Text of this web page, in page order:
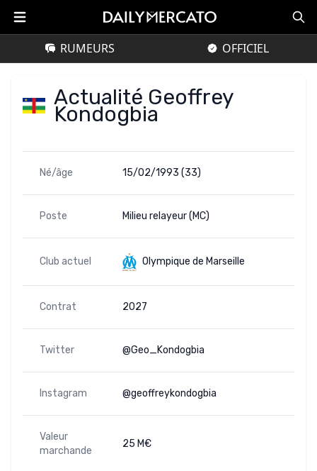
RUMEURS OFFICIEL
Actualité Geoffrey
Kondogbia
Né/âge 15/02/1993 (33)
Poste Milieu relayeur (MC)
Club actuel Olympique de Marseille
Contrat 2027
Twitter @Geo_Kondogbia
Instagram @geoffreykondogbia
Valeur
marchande
25 M€